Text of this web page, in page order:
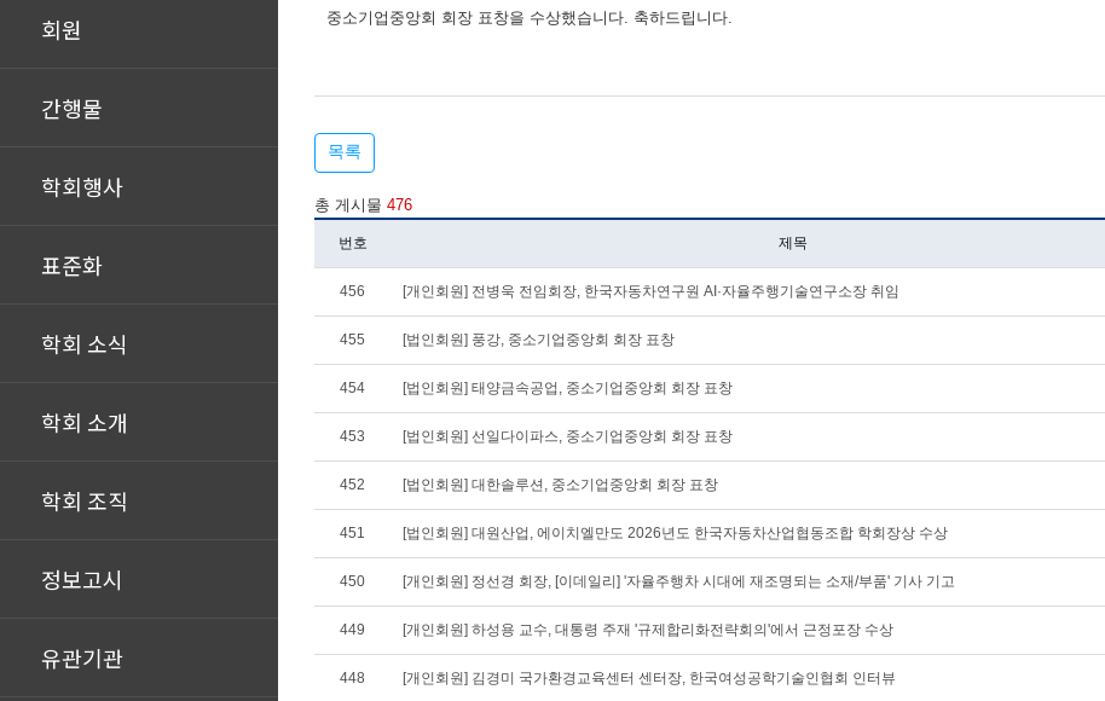
회원
간행물
학회행사
표준화
학회 소식
학회 소개
학회 조직
정보고시
유관기관
중소기업중앙회 회장 표창을 수상했습니다. 축하드립니다.
목록
총 게시물 476
번호 제목
456 [개인회원] 전병욱 전임회장, 한국자동차연구원 AI·자율주행기술연구소장 취임
455 [법인회원] 풍강, 중소기업중앙회 회장 표창
454 [법인회원] 태양금속공업, 중소기업중앙회 회장 표창
453 [법인회원] 선일다이파스, 중소기업중앙회 회장 표창
452 [법인회원] 대한솔루션, 중소기업중앙회 회장 표창
451 [법인회원] 대원산업, 에이치엘만도 2026년도 한국자동차산업협동조합 학회장상 수상
450 [개인회원] 정선경 회장, [이데일리] '자율주행차 시대에 재조명되는 소재/부품' 기사 기고
449 [개인회원] 하성용 교수, 대통령 주재 '규제합리화전략회의'에서 근정포장 수상
448 [개인회원] 김경미 국가환경교육센터 센터장, 한국여성공학기술인협회 인터뷰